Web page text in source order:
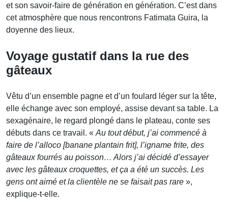
et son savoir-faire de génération en génération. C’est dans
cet atmosphère que nous rencontrons Fatimata Guira, la
doyenne des lieux.
Voyage gustatif dans la rue des
gâteaux
Vêtu d’un ensemble pagne et d’un foulard léger sur la tête,
elle échange avec son employé, assise devant sa table. La
sexagénaire, le regard plongé dans le plateau, conte ses
débuts dans ce travail. « Au tout début, j’ai commencé à
faire de l’alloco [banane plantain frit], l’igname frite, des
gâteaux fourrés au poisson… Alors j’ai décidé d’essayer
avec les gâteaux croquettes, et ça a été un succès. Les
gens ont aimé et la clientèle ne se faisait pas rare »,
explique-t-elle.